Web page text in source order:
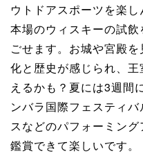
ウトドアスポーツを楽
本場のウィスキーの試
ごせます。お城や宮殿
化と歴史が感じられ、
えるかも？夏には3週間
ンバラ国際フェスティ
スなどのパフォーミン
鑑賞できて楽しいです。